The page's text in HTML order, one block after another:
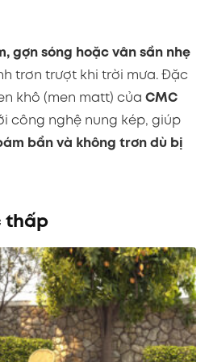
gợn sóng hoặc vân sần nhẹ
trơn trượt khi trời mưa. Đặc
khô (men matt) của CMC
công nghệ nung kép, giúp
bẩn và không trơn dù bị
thấp